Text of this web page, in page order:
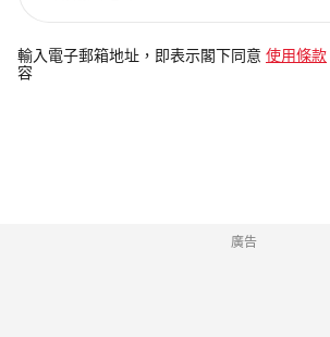
電
郵
輸入電子郵箱地址，即表示閣下同意 使用條款
容
廣告